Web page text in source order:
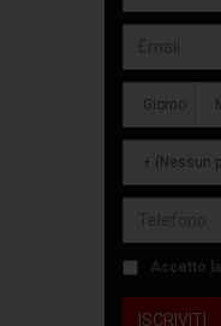
Accetto la